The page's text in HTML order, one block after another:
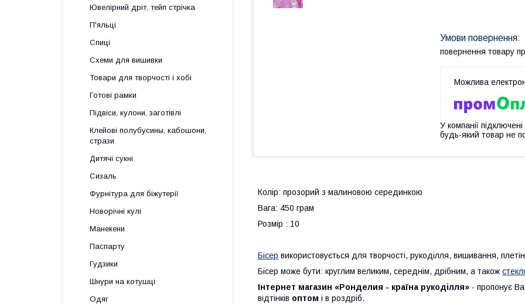
повернення товару
У компанії
будь-який товар не
Колір: прозорий з малиновою серединкою
Вага: 450 грам
Розмір : 10
Бісер використовується для творчості, рукоділля, вишивання,
Бісер може бути: круглим великим, середнім, дрібним, а також
Інтернет магазин «Ронделия - країна рукоділля» - пропонує
відтінків оптом і в роздріб.
Ювелірний дріт, тейп стрічка
П'яльці
Спиці
Схеми для вишивки
Товари для творчості і хобі
Готові рамки
Підвіси, кулони, заготівлі
Клейові полубусины, кабошони,
стрази
Дитячі сукні
Сизаль
Фурнітура для біжутерії
Новорічні кулі
Манекени
Паспарту
Гудзики
Шнури на котушці
Одяг